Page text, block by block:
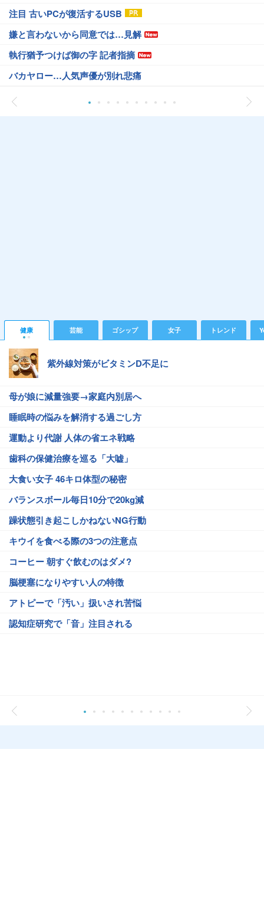
注目 古いPCが復活するUSB
嫌と言わないから同意では…見解
執行猶予つけば御の字 記者指摘
バカヤロー…人気声優が別れ悲痛
健康 芸能 ゴシップ 女子 トレンド
紫外線対策がビタミンD不足に
母が娘に減量強要→家庭内別居へ
睡眠時の悩みを解消する過ごし方
運動より代謝 人体の省エネ戦略
歯科の保健治療を巡る「大嘘」
大食い女子 46キロ体型の秘密
バランスボール毎日10分で20kg減
躁状態引き起こしかねないNG行動
キウイを食べる際の3つの注意点
コーヒー 朝すぐ飲むのはダメ?
脳梗塞になりやすい人の特徴
アトピーで「汚い」扱いされ苦悩
認知症研究で「音」注目される